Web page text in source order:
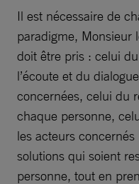
Il est nécessaire de
paradigme, Monsieur
doit être pris : celui
l’écoute et du
concernées, celui du
chaque personne,
les acteurs
solutions qui soient
personne, tout en